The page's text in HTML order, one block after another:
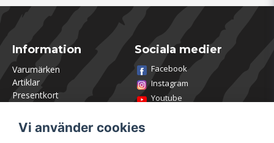
Information
Varumärken
Artiklar
Presentkort
Om Utklasad
Team Utklasad
Sociala medier
Facebook
Instagram
Youtube
Vi använder cookies